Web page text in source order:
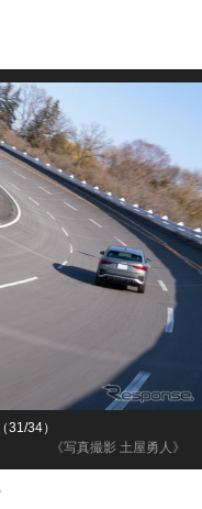
《写真撮影 土屋勇人》
31/34）